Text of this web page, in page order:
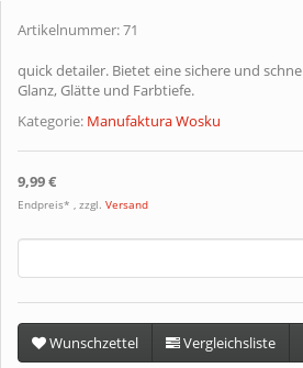
Artikelnummer:71
quick detailer. Bietet eine sichere und
Glanz, Glätte und Farbtiefe.
Kategorie: Manufaktura Wosku
9,99 €
Endpreis* , zzgl. Versand
Wunschzettel Vergleichsliste